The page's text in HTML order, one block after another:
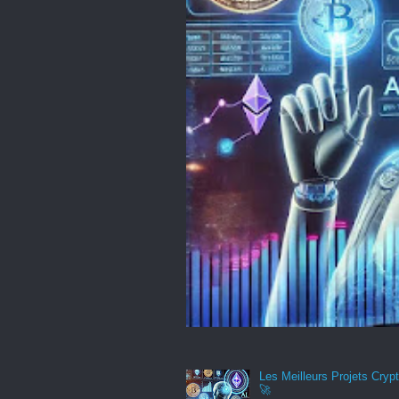
Les Meilleurs Projets
🚀